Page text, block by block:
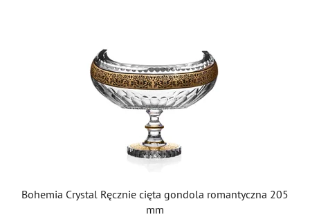
Bohemia Crystal Ręcznie cięta gondola romantyczna 205
mm